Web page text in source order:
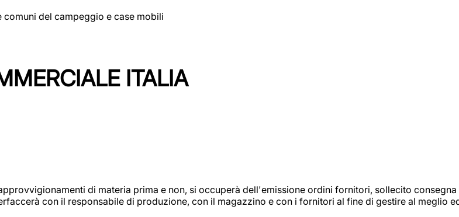
del campeggio e case mobili
ITALIA
di materia prima e non, si occuperà dell'emissione ordini fornitori, sollecito consegna
con il responsabile di produzione, con il magazzino e con i fornitori al fine di gestire al meglio